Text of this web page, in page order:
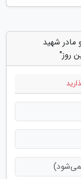
مادر شهید
روز"